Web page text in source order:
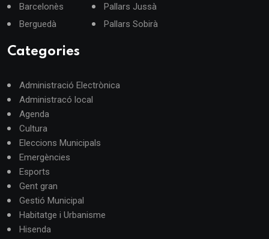
Barcelonès
Berguedà
Pallars Jussà
Pallars Sobirà
Categories
Administració Electrònica
Administracó local
Agenda
Cultura
Eleccions Municipals
Emergències
Esports
Gent gran
Gestió Municipal
Habitatge i Urbanisme
Hisenda